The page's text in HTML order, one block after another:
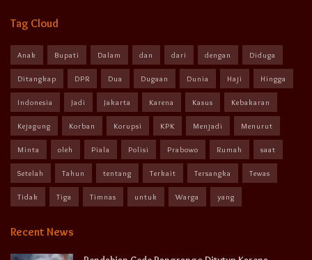
Tag Cloud
Anak Bupati Dalam dan dari dengan Diduga
Ditangkap DPR Dua Dugaan Dunia Haji Hingga
Indonesia Jadi Jakarta Karena Kasus Kebakaran
Kejagung Korban Korupsi KPK Menjadi Menurut
Minta oleh Piala Polisi Prabowo Rumah saat
Setelah Tahun tentang Terkait Tersangka Tewas
Tidak Tiga Timnas untuk Warga yang
Recent News